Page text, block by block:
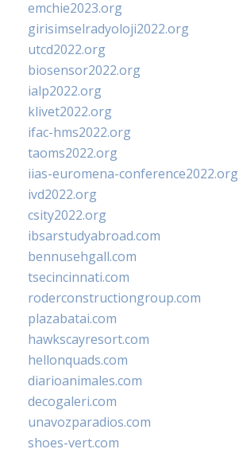
emchie2023.org
girisimselradyoloji2022.org
utcd2022.org
biosensor2022.org
ialp2022.org
klivet2022.org
ifac-hms2022.org
taoms2022.org
iias-euromena-conference2022.org
ivd2022.org
csity2022.org
ibsarstudyabroad.com
bennusehgall.com
tsecincinnati.com
roderconstructiongroup.com
plazabatai.com
hawkscayresort.com
hellonquads.com
diarioanimales.com
decogaleri.com
unavozparadios.com
shoes-vert.com